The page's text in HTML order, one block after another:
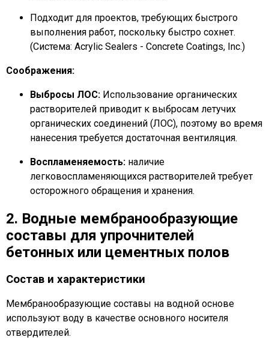
Подходит для проектов, требующих быстрого
выполнения работ, поскольку быстро сохнет.
(Система: Acrylic Sealers - Concrete Coatings, Inc.)
Соображения:
Выбросы ЛОС: Использование органических
растворителей приводит к выбросам летучих
органических соединений (ЛОС), поэтому во время
нанесения требуется достаточная вентиляция.
Воспламеняемость: наличие
легковоспламеняющихся растворителей требует
осторожного обращения и хранения.
2. Водные мембранообразующие
составы для упрочнителей
бетонных или цементных полов
Состав и характеристики
Мембранообразующие составы на водной основе
используют воду в качестве основного носителя
отвердителей.